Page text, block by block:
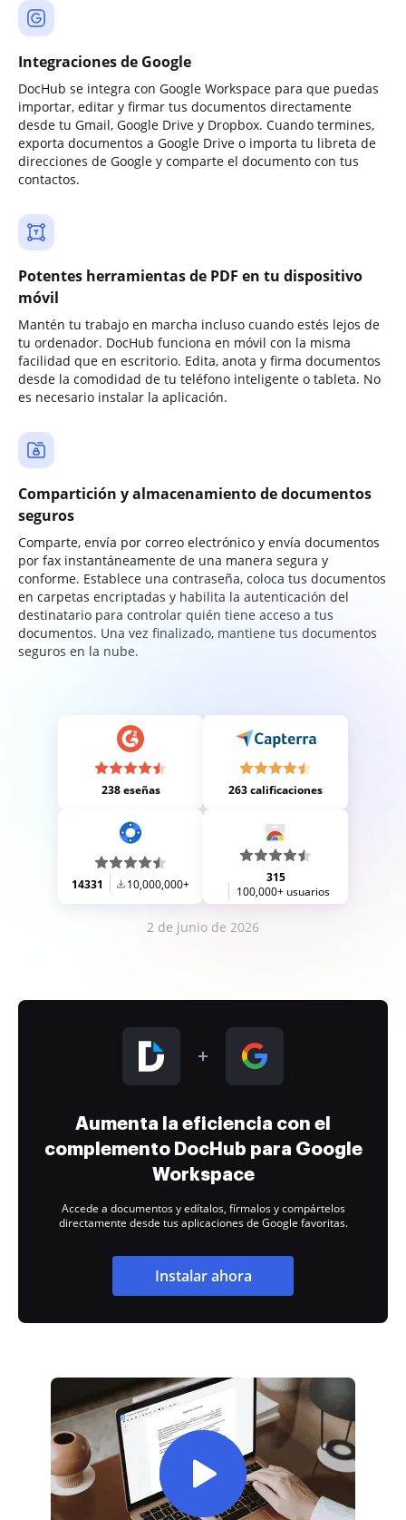
Integraciones de Google
DocHub se integra con Google Workspace para que puedas
importar, editar y firmar tus documentos directamente
desde tu Gmail, Google Drive y Dropbox. Cuando termines,
exporta documentos a Google Drive o importa tu libreta de
direcciones de Google y comparte el documento con tus
contactos.
Potentes herramientas de PDF en tu dispositivo
móvil
Mantén tu trabajo en marcha incluso cuando estés lejos de
tu ordenador. DocHub funciona en móvil con la misma
facilidad que en escritorio. Edita, anota y firma documentos
desde la comodidad de tu teléfono inteligente o tableta. No
es necesario instalar la aplicación.
Compartición y almacenamiento de documentos
seguros
Comparte, envía por correo electrónico y envía documentos
por fax instantáneamente de una manera segura y
conforme. Establece una contraseña, coloca tus documentos
en carpetas encriptadas y habilita la autenticación del
destinatario para controlar quién tiene acceso a tus
documentos. Una vez finalizado, mantiene tus documentos
seguros en la nube.
238 eseñas 263 calificaciones
14331 10,000,000+
315
100,000+ usuarios
2 de junio de 2026
Aumenta la eficiencia con el
complemento DocHub para Google
Workspace
Accede a documentos y edítalos, fírmalos y compártelos
directamente desde tus aplicaciones de Google favoritas.
Instalar ahora